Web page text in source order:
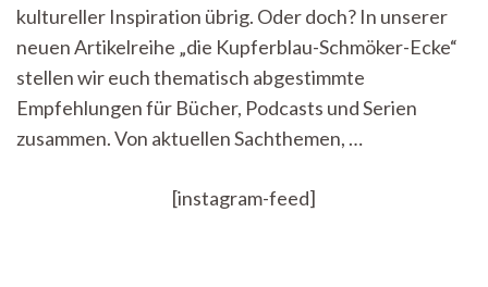
kultureller Inspiration übrig. Oder doch? In unserer
neuen Artikelreihe „die Kupferblau-Schmöker-Ecke“
stellen wir euch thematisch abgestimmte
Empfehlungen für Bücher, Podcasts und Serien
zusammen. Von aktuellen Sachthemen, …
[instagram-feed]